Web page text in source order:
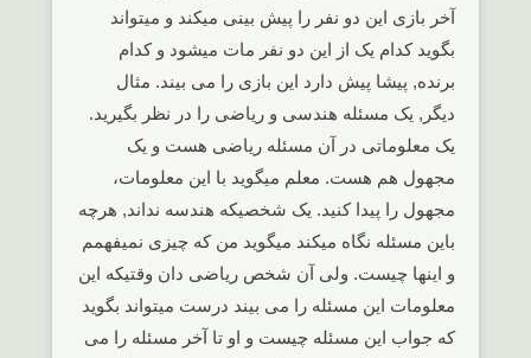
آخر بازی این دو نفر را پیش بینی میکند و میتواند
بگوید کدام یک از این دو نفر مات میشود و کدام
برنده, پیشا پیش دارد این بازی را می بیند. مثال
دیگر, یک مسئله هندسی و ریاضی را در نظر بگیرید.
یک معلوماتی در آن مسئله ریاضی هست و یک
مجهول هم هست. معلم میگوید با این معلومات،
مجهول را پیدا کنید. یک شخصیکه هندسه نداند, هرچه
باین مسئله نگاه میکند میگوید من که چیزی نمیفهمم
و اینها چیست. ولی آن شخص ریاضی دان وقتیکه این
معلومات این مسئله را می بیند درست میتواند بگوید
که جواب این مسئله چیست و او تا آخر مسئله را می